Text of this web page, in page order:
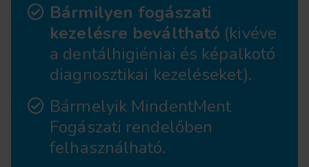
Bármilyen fogászati
kezelésre beváltható (kivéve
a dentálhigiéniai és képalkotó
diagnosztikai kezeléseket).
Bármelyik MindentMent
Fogászati rendelőben
felhasználható.